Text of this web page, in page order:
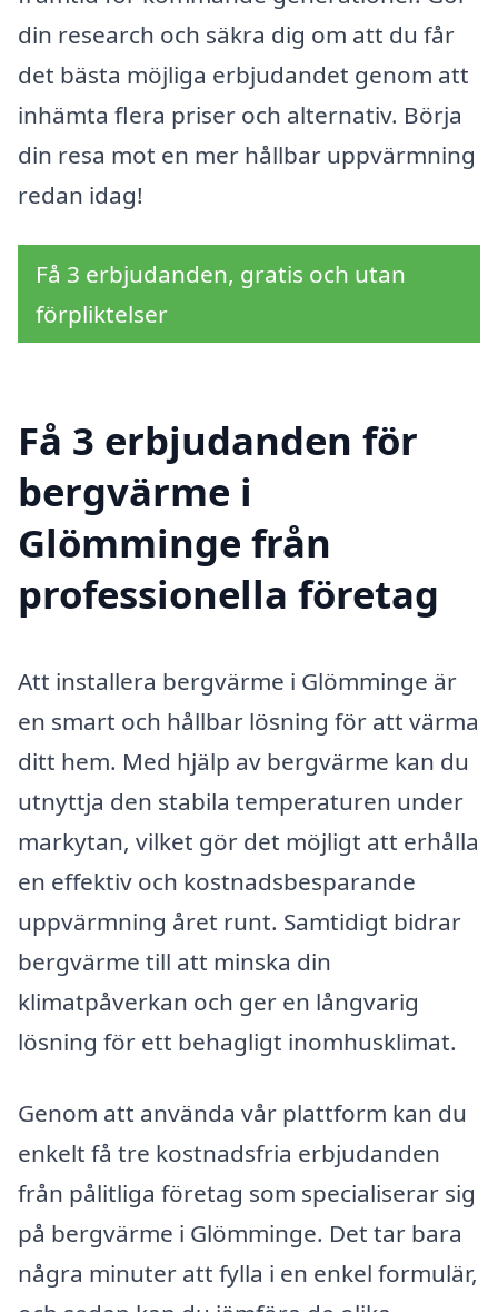
din research och säkra dig om att du får
det bästa möjliga erbjudandet genom att
inhämta flera priser och alternativ. Börja
din resa mot en mer hållbar uppvärmning
redan idag!
Få 3 erbjudanden, gratis och utan
förpliktelser
Få 3 erbjudanden för
bergvärme i
Glömminge från
professionella företag
Att installera bergvärme i Glömminge är
en smart och hållbar lösning för att värma
ditt hem. Med hjälp av bergvärme kan du
utnyttja den stabila temperaturen under
markytan, vilket gör det möjligt att erhålla
en effektiv och kostnadsbesparande
uppvärmning året runt. Samtidigt bidrar
bergvärme till att minska din
klimatpåverkan och ger en långvarig
lösning för ett behagligt inomhusklimat.
Genom att använda vår plattform kan du
enkelt få tre kostnadsfria erbjudanden
från pålitliga företag som specialiserar sig
på bergvärme i Glömminge. Det tar bara
några minuter att fylla i en enkel formulär,